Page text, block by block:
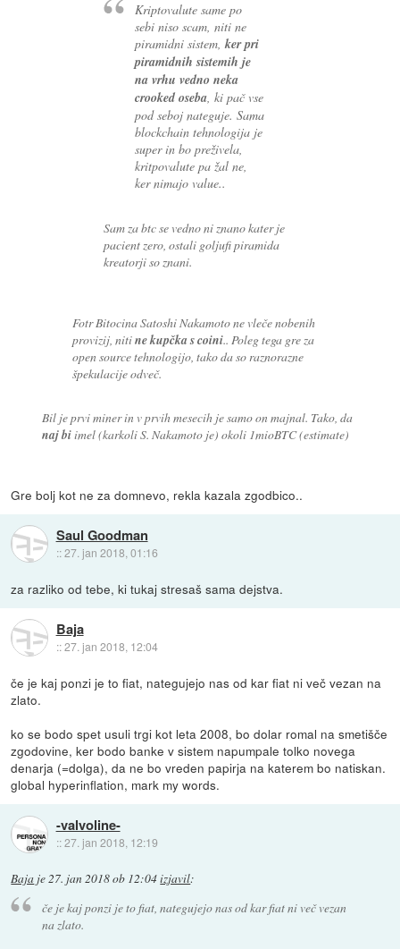
Kriptovalute same po
sebi niso scam, niti ne
piramidni sistem,ker pri
piramidnih sistemih je
na vrhu vedno neka
crooked oseba, ki pač vse
pod seboj nateguje. Sama
blockchain tehnologija je
super in bo preživela,
kritpovalute pa žal ne,
ker nimajo value..
Sam za btc se vedno ni znano kater je
pacient zero, ostali goljufi piramida
kreatorji so znani.
Fotr Bitocina Satoshi Nakamoto ne vleče nobenih
provizij, nitine kupčka s coini.. Poleg tega gre za
open source tehnologijo, tako da so raznorazne
špekulacije odveč.
Bil je prvi miner in v prvih mesecih je samo on majnal. Tako, da
naj biimel (karkoli S. Nakamoto je) okoli 1mioBTC (estimate)
Gre bolj kot ne za domnevo, rekla kazala zgodbico..
Saul Goodman
::27. jan 2018, 01:16
za razliko od tebe, ki tukaj stresaš sama dejstva.
Baja
::27. jan 2018, 12:04
če je kaj ponzi je to fiat, nategujejo nas od kar fiat ni več vezan na
zlato.
ko se bodo spet usuli trgi kot leta 2008, bo dolar romal na smetišče
zgodovine, ker bodo banke v sistem napumpale tolko novega
denarja (=dolga), da ne bo vreden papirja na katerem bo natiskan.
global hyperinflation, mark my words.
-valvoline-
::27. jan 2018, 12:19
Baja je27. jan 2018 ob 12:04izjavil:
če je kaj ponzi je to fiat, nategujejo nas od kar fiat ni več vezan
na zlato.